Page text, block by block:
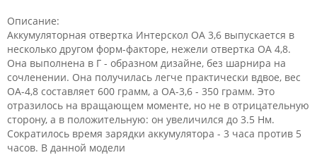
Описание:
Аккумуляторная отвертка Интерскол ОА 3,6 выпускается в
несколько другом форм-факторе, нежели отвертка ОА 4,8.
Она выполнена в Г - образном дизайне, без шарнира на
сочленении. Она получилась легче практически вдвое, вес
ОА-4,8 составляет 600 грамм, а ОА-3,6 - 350 грамм. Это
отразилось на вращающем моменте, но не в отрицательную
сторону, а в положительную: он увеличился до 3.5 Нм.
Сократилось время зарядки аккумулятора - 3 часа против 5
часов. В данной модели